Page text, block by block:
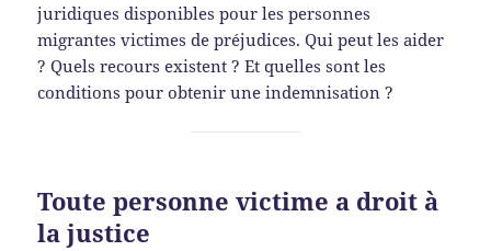
juridiques disponibles pour les personnes
migrantes victimes de préjudices. Qui peut les aider
? Quels recours existent ? Et quelles sont les
conditions pour obtenir une indemnisation ?
Toute personne victime a droit à
la justice